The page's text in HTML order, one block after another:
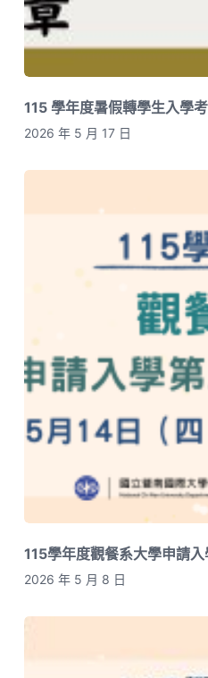
115 學年度暑假轉學生入學
2026 年 5 月 17 日
115學年度觀餐系大學申請
2026 年 5 月 8 日